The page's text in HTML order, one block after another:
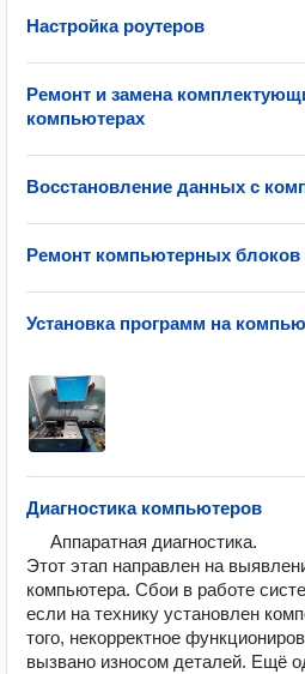
Настройка роутеров
Ремонт и замена
компьютерах
Восстановление данных с
Ремонт компьютерных блоков
Установка программ на
Диагностика компьютеров
Этот этап направлен на
компьютера. Сбои в работе
если на технику установлен
того, некорректное
вызвано износом деталей. Ещё